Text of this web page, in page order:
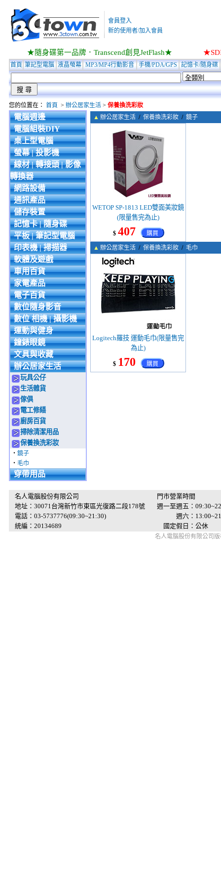
會員登入
新的使用者/加入會員
★隨身碟第一品牌．Transcend創見JetFlash★
首頁 筆記型電腦 液晶螢幕 MP3/MP4行動影音 手機/PDA/GPS 記憶卡/隨身碟
您的位置在： 首頁 > 辦公居家生活> 保養換洗彩妝
電腦週邊
電腦組裝DIY
桌上型電腦
螢幕 | 投影機
線材 | 轉接頭 | 影像
轉換器
網路設備
通訊產品
儲存裝置
記憶卡 | 隨身碟
平板 | 筆記型電腦
印表機 | 掃描器
軟體及遊戲
車用百貨
家電產品
電子百貨
數位隨身影音
數位 相機 | 攝影機
運動與健身
鐘錶眼鏡
文具與收藏
辦公居家生活
玩具公仔
生活雜貨
傢俱
電工修繕
廚房百貨
掃除清潔用品
保養換洗彩妝
‧ 鏡子
‧ 毛巾
穿帶用品
▲ 辦公居家生活 / 保養換洗彩妝 / 鏡子
WETOP SP-1813 LED雙面美妝鏡
(限量售完為止)
$ 407 購買
▲ 辦公居家生活 / 保養換洗彩妝 / 毛巾
Logitech羅技 運動毛巾(限量售完
為止)
$ 170 購買
名人電腦股份有限公司
地址：30071台灣新竹市東區光復路二段178號
電話：03-5737776(09:30~21:30)
統編：20134689
門市營業時間
週一至週五：
週六：
國定假日：公休
名人電腦股份有限公司版